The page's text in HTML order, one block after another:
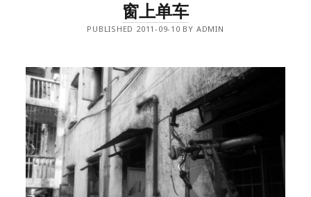
窗上单车
PUBLISHED 2011-09-10 BY ADMIN